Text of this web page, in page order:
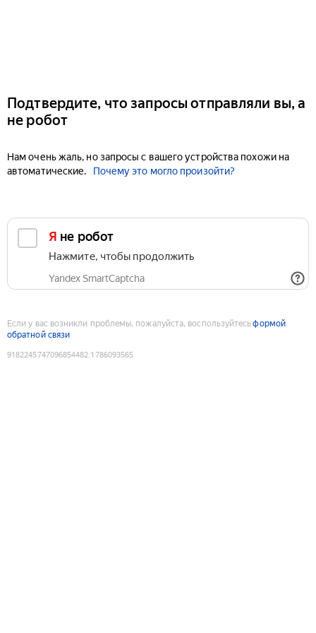
Подтвердите, что запросы отправляли вы, а
не робот
Нам очень жаль, но запросы с вашего устройства похожи на
автоматические.
Почему это могло произойти?
Я не робот
Нажмите, чтобы продолжить
Yandex SmartCaptcha
Если у вас возникли проблемы, пожалуйста, воспользуйтесьформой
обратной связи
9182245747096854482:1786093565